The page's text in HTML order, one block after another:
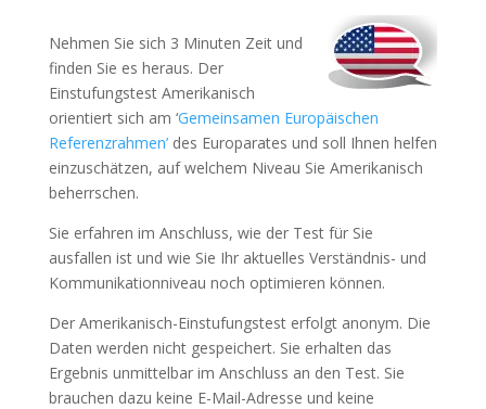
Nehmen Sie sich 3 Minuten Zeit und
finden Sie es heraus. Der
Einstufungstest Amerikanisch
orientiert sich am ‘Gemeinsamen Europäischen
Referenzrahmen’des Europarates und soll Ihnen helfen
einzuschätzen, auf welchem Niveau Sie Amerikanisch
beherrschen.
Sie erfahren im Anschluss, wie der Test für Sie
ausfallen ist und wie Sie Ihr aktuelles Verständnis- und
Kommunikationniveau noch optimieren können.
Der Amerikanisch-Einstufungstest erfolgt anonym. Die
Daten werden nicht gespeichert. Sie erhalten das
Ergebnis unmittelbar im Anschluss an den Test. Sie
brauchen dazu keine E-Mail-Adresse und keine